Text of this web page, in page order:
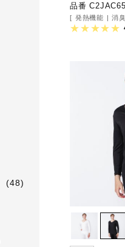
(48)
品番
発熱機能 消臭